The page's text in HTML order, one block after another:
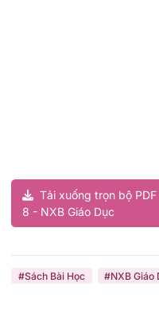
Tải xuống trọn bộ
8 - NXB Giáo Dục
#Sách Bài Học #NXB Giáo